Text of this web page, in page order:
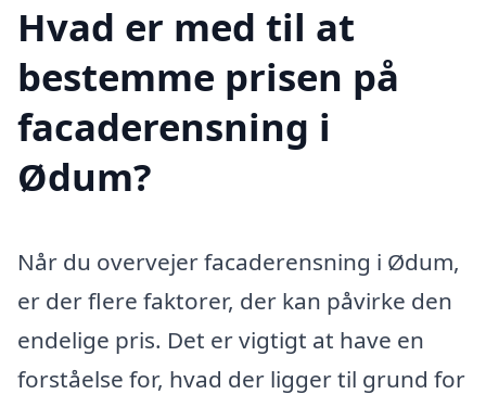
Hvad er med til at
bestemme prisen på
facaderensning i
Ødum?
Når du overvejer facaderensning i Ødum,
er der flere faktorer, der kan påvirke den
endelige pris. Det er vigtigt at have en
forståelse for, hvad der ligger til grund for